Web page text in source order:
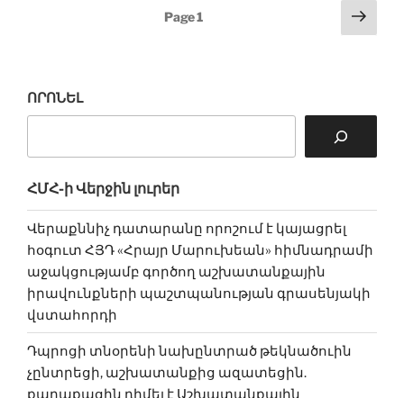
Page1
Next
page
ՈՐՈՆԵԼ
ՀՄՀ-ի Վերջին լուրեր
Վերաքննիչ դատարանը որոշում է կայացրել
հօգուտ ՀՅԴ «Հրայր Մարուխեան» հիմնադրամի
աջակցությամբ գործող աշխատանքային
իրավունքների պաշտպանության գրասենյակի
վստահորդի
Դպրոցի տնօրենի նախընտրած թեկնածուին
չընտրեցի, աշխատանքից ազատեցին.
քաղաքացին դիմել է Աշխատանքային